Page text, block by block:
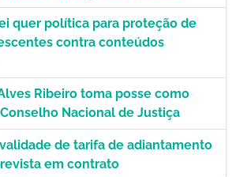
quer política para proteção de
contra conteúdos
Ribeiro toma posse como
Nacional de Justiça
de tarifa de adiantamento
em contrato